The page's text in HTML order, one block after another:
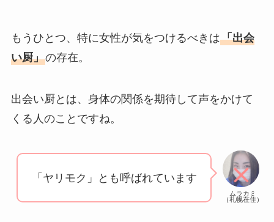
もうひとつ、特に女性が気をつけるべきは「出会
い厨」の存在。
出会い厨とは、身体の関係を期待して声をかけて
くる人のことですね。
ムラカミ
（札幌在住）
「ヤリモク」とも呼ばれています